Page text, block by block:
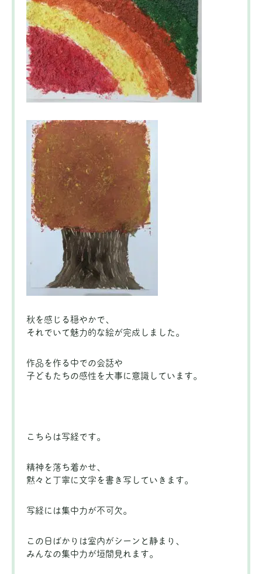
秋を感じる穏やかで、
それでいて魅力的な絵が完成しました。
作品を作る中での会話や
子どもたちの感性を大事に意識しています。
こちらは写経です。
精神を落ち着かせ、
黙々と丁寧に文字を書き写していきます。
写経には集中力が不可欠。
この日ばかりは室内がシーンと静まり、
みんなの集中力が垣間見れます。